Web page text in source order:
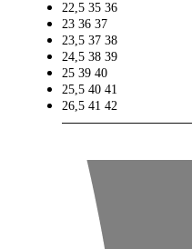
22,5 35 36
23 36 37
23,5 37 38
24,5 38 39
25 39 40
25,5 40 41
26,5 41 42